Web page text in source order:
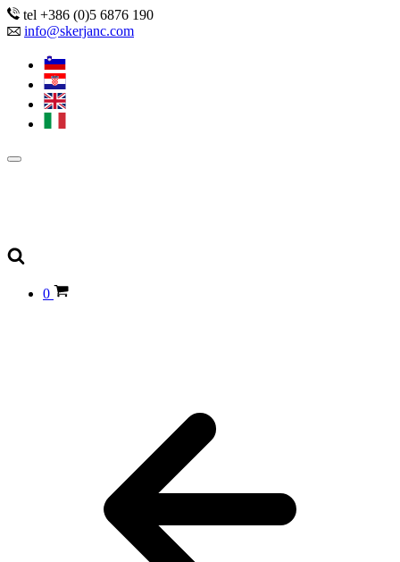
tel +386 (0)5 6876 190
info@skerjanc.com
0